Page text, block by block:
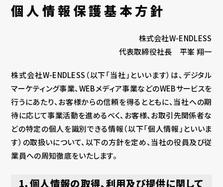
個人情報保護基本方針
株式会社W-ENDLESS
代表取締役社長 平峯 翔一
株式会社W-ENDLESS（以下「当社」といいます）は、デジタル
マーケティング事業、WEBメディア事業などのWEBサービスを
行うにあたり、お客様からの信頼を得るとともに、当社への期
待に応じて事業活動を進めるべく、お客様、お取引先関係者な
どの特定の個人を識別できる情報（以下「個人情報」といいま
す）の取扱いについて、以下の方針を定め、当社の役員及び従
業員への周知徹底をいたします。
1．個人情報の取得、利用及び提供に関して